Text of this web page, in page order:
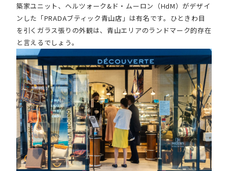
築家ユニット、ヘルツォーク&ド・ムーロン（HdM）がデザイ
ンした「PRADAブティック青山店」は有名です。ひときわ目
を引くガラス張りの外観は、青山エリアのランドマーク的存在
と言えるでしょう。